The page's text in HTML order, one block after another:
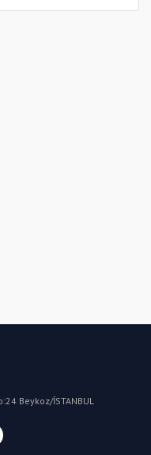
Beykoz/İSTANBUL